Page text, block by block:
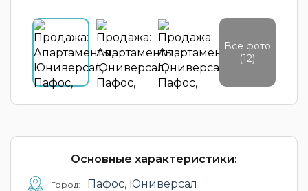
Все фото
(12)
Основные характеристики:
Город: Пафос, Юниверсал